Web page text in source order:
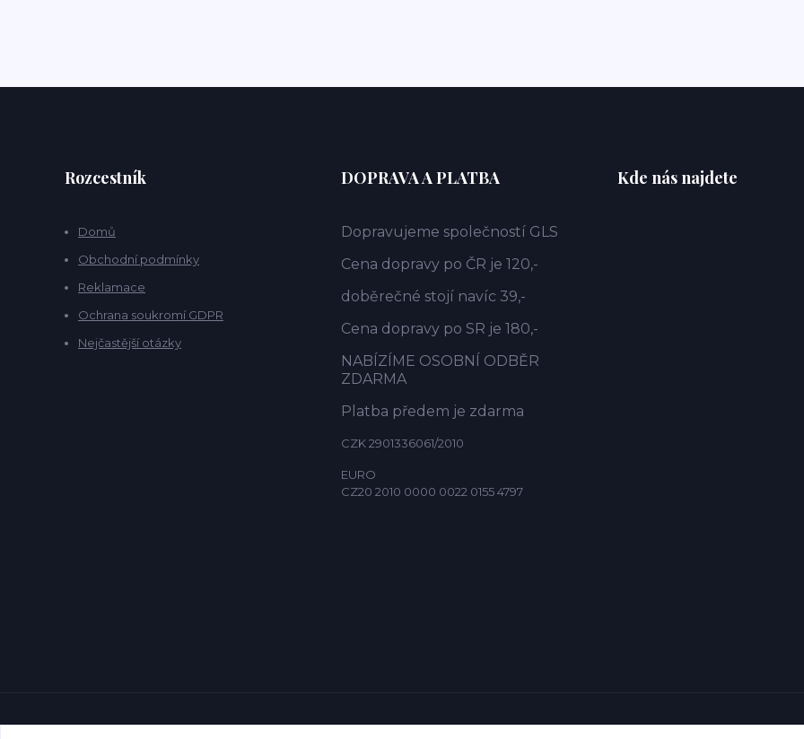
Rozcestník
Domů
Obchodní podmínky
Reklamace
Ochrana soukromí GDPR
Nejčastější otázky
DOPRAVA A PLATBA
Dopravujeme společností GLS
Cena dopravy po ČR je 120,-
doběrečné stojí navíc 39,-
Cena dopravy po SR je 180,-
NABÍZÍME OSOBNÍ ODBĚR
ZDARMA
Platba předem je zdarma
CZK 2901336061/2010
EURO
CZ20 2010 0000 0022 0155 4797
Kde nás najdete